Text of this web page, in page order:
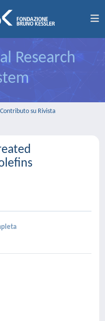
Research
su Rivista